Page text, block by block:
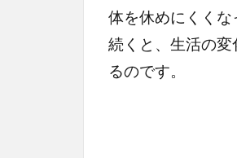
体を休めにくく
続くと、生活の変
るのです。